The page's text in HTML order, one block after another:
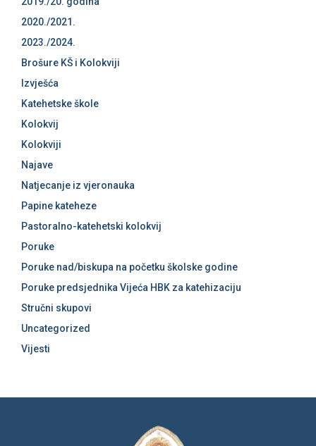
2020./2021.
2023./2024.
Brošure KŠ i Kolokviji
Izvješća
Katehetske škole
Kolokvij
Kolokviji
Najave
Natjecanje iz vjeronauka
Papine kateheze
Pastoralno-katehetski kolokvij
Poruke
Poruke nad/biskupa na početku školske godine
Poruke predsjednika Vijeća HBK za katehizaciju
Stručni skupovi
Uncategorized
Vijesti